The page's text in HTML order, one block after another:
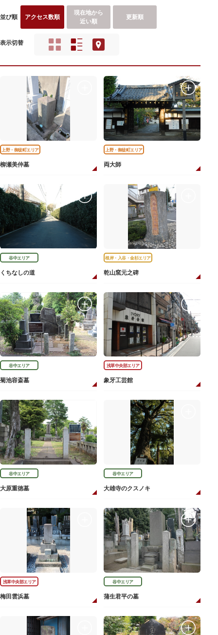
並び順 アクセス数順
現在地から
近い順
更新順
表示切替
上野・御徒町エリア
柳瀬美仲墓
上野・御徒町エリア
両大師
谷中エリア
くちなしの道
根岸・入谷・金杉エリア
乾山窯元之碑
谷中エリア
菊池容斎墓
浅草中央部エリア
象牙工芸館
谷中エリア
大原重徳墓
谷中エリア
大雄寺のクスノキ
浅草中央部エリア
梅田雲浜墓
谷中エリア
蒲生君平の墓